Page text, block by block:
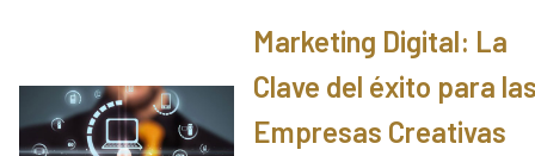
Marketing Digital: La
Clave del éxito para
Empresas Creativas